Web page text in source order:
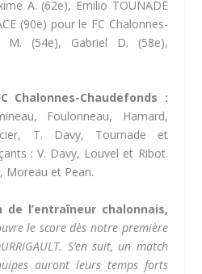
A. (62e), Emilio TOUNADE
(90e) pour le FC Chalonnes-
M. (54e), Gabriel D. (58e),
Chalonnes-Chaudefonds :
Foulonneau, Hamard,
T. Davy, Tournade et
: V. Davy, Louvel et Ribot.
Moreau et Pean.
l’entraîneur chalonnais,
le score dès notre première
S’en suit, un match
auront leurs temps forts